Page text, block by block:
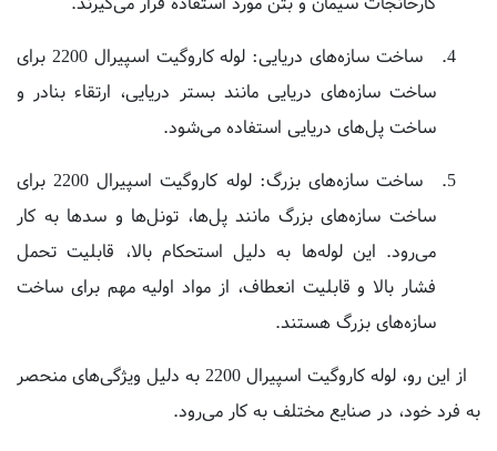
ساخت سازه‌های دریایی مانند بستر دریایی، ارتقاء بنادر و
ساخت پل‌های دریایی استفاده می‌شود.
ساخت سازه‌های بزرگ مانند پل‌ها، تونل‌ها و سد‌ها به کار
می‌رود. این لوله‌ها به دلیل استحکام بالا، قابلیت تحمل
فشار بالا و قابلیت انعطاف، از مواد اولیه مهم برای ساخت
سازه‌های بزرگ هستند.
به فرد خود، در صنایع مختلف به کار می‌رود.